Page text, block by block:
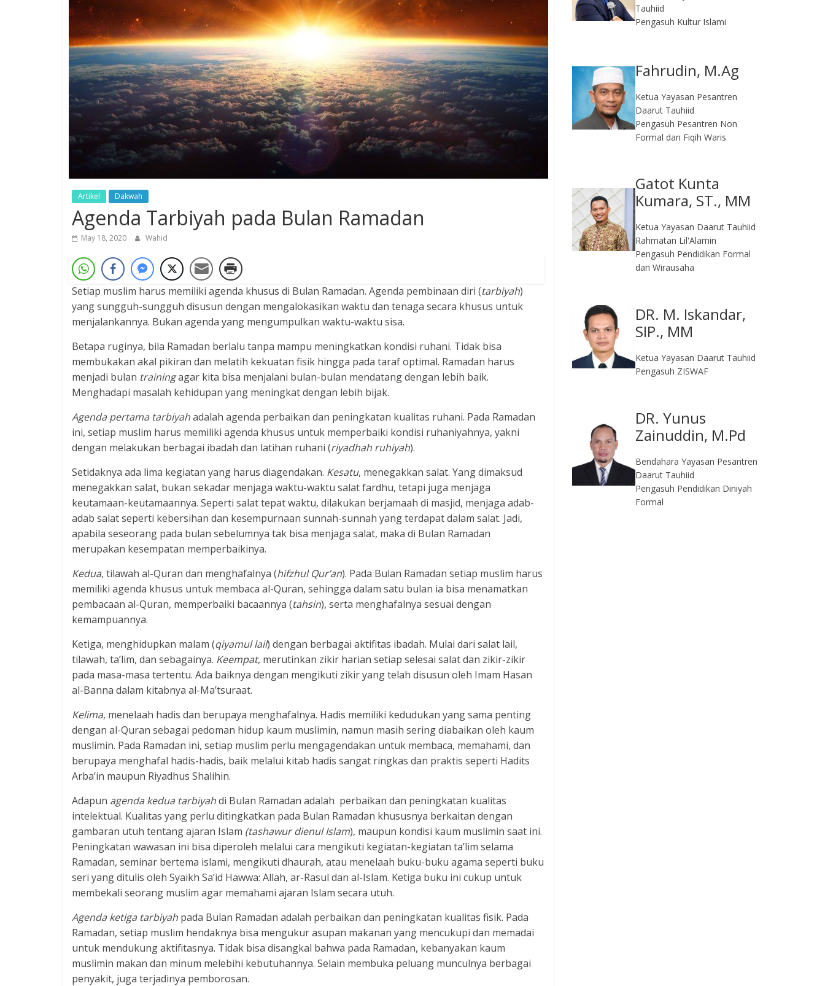
Artikel Dakwah
Agenda Tarbiyah pada Bulan Ramadan
May 18, 2020 Wahid
Setiap muslim harus memiliki agenda khusus di Bulan Ramadan. Agenda pembinaan diri (tarbiyah)
yang sungguh-sungguh disusun dengan mengalokasikan waktu dan tenaga secara khusus untuk
menjalankannya. Bukan agenda yang mengumpulkan waktu-waktu sisa.
Betapa ruginya, bila Ramadan berlalu tanpa mampu meningkatkan kondisi ruhani. Tidak bisa
membukakan akal pikiran dan melatih kekuatan fisik hingga pada taraf optimal. Ramadan harus
menjadi bulan trainingagar kita bisa menjalani bulan-bulan mendatang dengan lebih baik.
Menghadapi masalah kehidupan yang meningkat dengan lebih bijak.
Agenda pertama tarbiyahadalah agenda perbaikan dan peningkatan kualitas ruhani. Pada Ramadan
ini, setiap muslim harus memiliki agenda khusus untuk memperbaiki kondisi ruhaniyahnya, yakni
dengan melakukan berbagai ibadah dan latihan ruhani (riyadhah ruhiyah).
Setidaknya ada lima kegiatan yang harus diagendakan. Kesatu, menegakkan salat. Yang dimaksud
menegakkan salat, bukan sekadar menjaga waktu-waktu salat fardhu, tetapi juga menjaga
keutamaan-keutamaannya. Seperti salat tepat waktu, dilakukan berjamaah di masjid, menjaga adab-
adab salat seperti kebersihan dan kesempurnaan sunnah-sunnah yang terdapat dalam salat. Jadi,
apabila seseorang pada bulan sebelumnya tak bisa menjaga salat, maka di Bulan Ramadan
merupakan kesempatan memperbaikinya.
Kedua, tilawah al-Quran dan menghafalnya (hifzhul Qur’an). Pada Bulan Ramadan setiap muslim harus
memiliki agenda khusus untuk membaca al-Quran, sehingga dalam satu bulan ia bisa menamatkan
pembacaan al-Quran, memperbaiki bacaannya (tahsin), serta menghafalnya sesuai dengan
kemampuannya.
Ketiga, menghidupkan malam (qiyamul lail) dengan berbagai aktifitas ibadah. Mulai dari salat lail,
tilawah, ta’lim, dan sebagainya. Keempat, merutinkan zikir harian setiap selesai salat dan zikir-zikir
pada masa-masa tertentu. Ada baiknya dengan mengikuti zikir yang telah disusun oleh Imam Hasan
al-Banna dalam kitabnya al-Ma’tsuraat.
Kelima, menelaah hadis dan berupaya menghafalnya. Hadis memiliki kedudukan yang sama penting
dengan al-Quran sebagai pedoman hidup kaum muslimin, namun masih sering diabaikan oleh kaum
muslimin. Pada Ramadan ini, setiap muslim perlu mengagendakan untuk membaca, memahami, dan
berupaya menghafal hadis-hadis, baik melalui kitab hadis sangat ringkas dan praktis seperti Hadits
Arba’in maupun Riyadhus Shalihin.
Adapun agenda kedua tarbiyahdi Bulan Ramadan adalah perbaikan dan peningkatan kualitas
intelektual. Kualitas yang perlu ditingkatkan pada Bulan Ramadan khususnya berkaitan dengan
gambaran utuh tentang ajaran Islam (tashawur dienul Islam), maupun kondisi kaum muslimin saat ini.
Peningkatan wawasan ini bisa diperoleh melalui cara mengikuti kegiatan-kegiatan ta’lim selama
Ramadan, seminar bertema islami, mengikuti dhaurah, atau menelaah buku-buku agama seperti buku
seri yang ditulis oleh Syaikh Sa’id Hawwa: Allah, ar-Rasul dan al-Islam. Ketiga buku ini cukup untuk
membekali seorang muslim agar memahami ajaran Islam secara utuh.
Agenda ketiga tarbiyah pada Bulan Ramadan adalah perbaikan dan peningkatan kualitas fisik. Pada
Ramadan, setiap muslim hendaknya bisa mengukur asupan makanan yang mencukupi dan memadai
untuk mendukung aktifitasnya. Tidak bisa disangkal bahwa pada Ramadan, kebanyakan kaum
muslimin makan dan minum melebihi kebutuhannya. Selain membuka peluang munculnya berbagai
penyakit, juga terjadinya pemborosan.
Tauhiid
Pengasuh Kultur Islami
Fahrudin, M.Ag​
Ketua Yayasan Pesantren
Daarut Tauhiid
Pengasuh Pesantren Non
Formal dan Fiqih Waris
Gatot Kunta
Kumara, ST., MM
Ketua Yayasan Daarut Tauhiid
Rahmatan Lil'Alamin
Pengasuh Pendidikan Formal
dan Wirausaha
DR. M. Iskandar,
SIP., MM
Ketua Yayasan Daarut Tauhiid
Pengasuh ZISWAF
DR. Yunus
Zainuddin, M.Pd
Bendahara Yayasan Pesantren
Daarut Tauhiid
Pengasuh Pendidikan Diniyah
Formal